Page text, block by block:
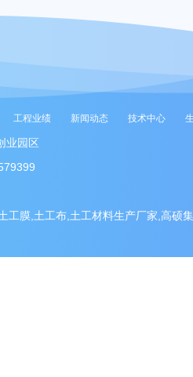
工程业绩 新闻动态 技术中心
业园区
工膜,土工布,土工材料生产厂家,高硕